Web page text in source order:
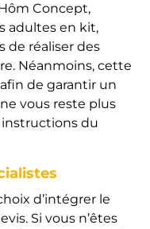
Concept,
adultes en kit,
de réaliser des
Néanmoins, cette
de garantir un
vous reste plus
du
d’intégrer le
Si vous n’êtes